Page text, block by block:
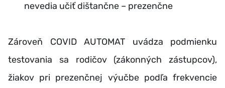
nevedia učiť dištančne – prezenčne
Zároveň COVID AUTOMAT uvádza podmienku
testovania sa rodičov (zákonných zástupcov),
žiakov pri prezenčnej výučbe podľa frekvencie